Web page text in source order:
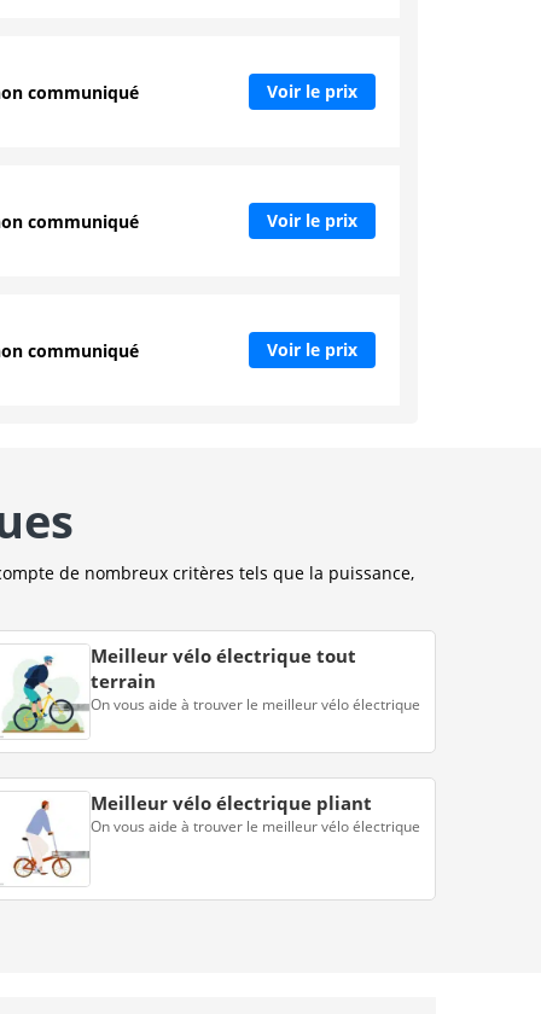
communiqué Voir le prix
communiqué Voir le prix
communiqué Voir le prix
de nombreux critères tels que la puissance,
Meilleur vélo électrique tout
terrain
On vous aide à trouver le meilleur vélo électrique
Meilleur vélo électrique pliant
On vous aide à trouver le meilleur vélo électrique